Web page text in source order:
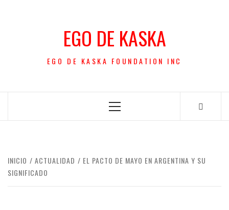
EGO DE KASKA
EGO DE KASKA FOUNDATION INC
Menú
INICIO ACTUALIDAD
EL PACTO DE MAYO EN ARGENTINA Y SU
SIGNIFICADO